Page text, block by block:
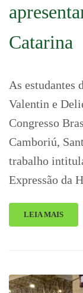
Catarina
As estudantes
Valentin e
Congresso
Camboriú,
trabalho
Expressão da
LEIA MAIS